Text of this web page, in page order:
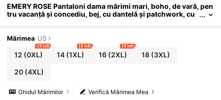
EMERY ROSE Pantaloni dama mărimi mari, boho, de vară, pen
tru vacanță și concediu, bej, cu dantelă și patchwork, cu
Mărimea US
12 (0XL)
18 left
14 (1XL)
18 left
16(2XL)
18 left
18(3XL)
20(4XL)
Verifică Mărimea Mea
Ghidul Mărimilor